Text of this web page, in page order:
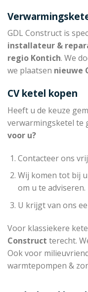
GDL Construct is
installateur &
regio Kontich. We
we plaatsen nieuwe
CV ketel kopen
Heeft u de keuze
verwarmingsketel te
voor u?
Contacteer ons
Wij komen tot bij
om u te adviseren.
U krijgt van ons
Voor klassiekere
Construct terecht.
Ook voor
warmtepompen &